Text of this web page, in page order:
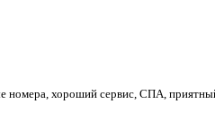
номера, хороший сервис, СПА,